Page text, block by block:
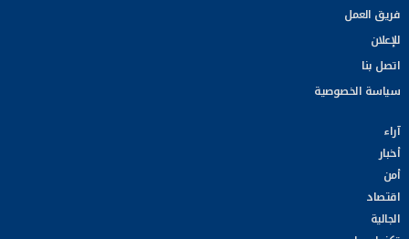
فريق العمل
للإعلان
اتصل بنا
سياسة الخصوصية
آراء
أخبار
أمن
اقتصاد
الجالية